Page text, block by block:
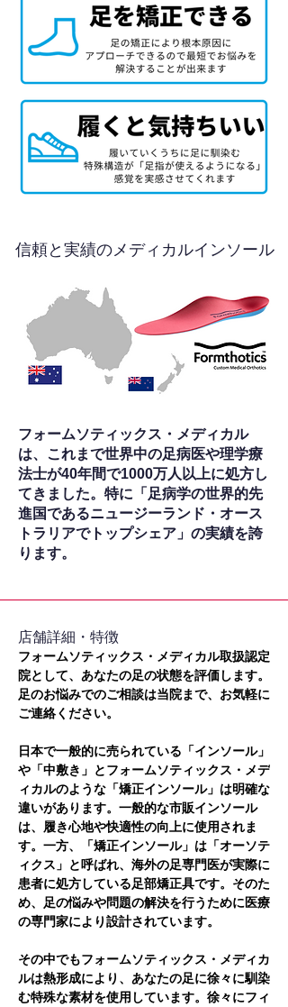
信頼と実績のメディカルインソール
フォームソティックス・メディカル
は、これまで世界中の足病医や理学療
法士が40年間で1000万人以上に処方し
てきました。特に「足病学の世界的先
進国であるニュージーランド・オース
トラリアでトップシェア」の実績を誇
ります。
​店舗詳細・特徴
フォームソティックス・メディカル取扱認定
院として、あなたの足の状態を評価します。
足のお悩みでのご相談は当院まで、お気軽に
ご連絡ください。
日本で一般的に売られている「インソール」
や「中敷き」とフォームソティックス・メデ
ィカルのような「矯正インソール」は明確な
違いがあります。一般的な市販インソール
は、履き心地や快適性の向上に使用されま
す。一方、「矯正インソール」は「オーソテ
ィクス」と呼ばれ、海外の足専門医が実際に
患者に処方している足部矯正具です。そのた
め、足の悩みや問題の解決を行うために医療
の専門家により設計されています。
その中でもフォームソティックス・メディカ
ルは熱形成により、あなたの足に徐々に馴染
む特殊な素材を使用しています。徐々にフィ